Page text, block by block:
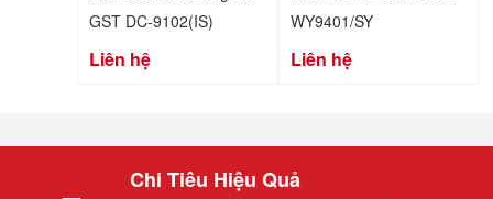
GST DC-9102(IS)
Liên hệ
WY9401/SY
Liên hệ
Chi Tiêu Hiệu Quả